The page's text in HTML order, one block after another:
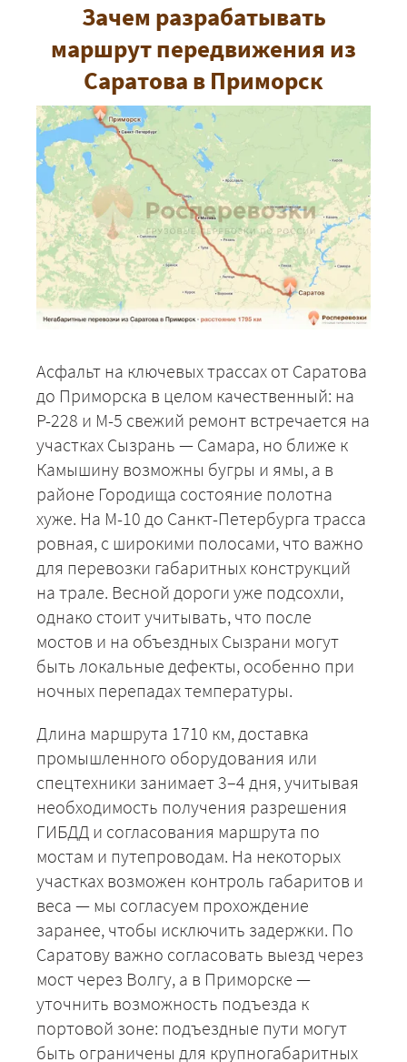
Зачем разрабатывать
маршрут передвижения из
Саратова в Приморск
Асфальт на ключевых трассах от Саратова
до Приморска в целом качественный: на
Р-228 и М-5 свежий ремонт встречается на
участках Сызрань — Самара, но ближе к
Камышину возможны бугры и ямы, а в
районе Городища состояние полотна
хуже. На М-10 до Санкт-Петербурга трасса
ровная, с широкими полосами, что важно
для перевозки габаритных конструкций
на трале. Весной дороги уже подсохли,
однако стоит учитывать, что после
мостов и на объездных Сызрани могут
быть локальные дефекты, особенно при
ночных перепадах температуры.
Длина маршрута 1710 км, доставка
промышленного оборудования или
спецтехники занимает 3–4 дня, учитывая
необходимость получения разрешения
ГИБДД и согласования маршрута по
мостам и путепроводам. На некоторых
участках возможен контроль габаритов и
веса — мы согласуем прохождение
заранее, чтобы исключить задержки. По
Саратову важно согласовать выезд через
мост через Волгу, а в Приморске —
уточнить возможность подъезда к
портовой зоне: подъездные пути могут
быть ограничены для крупногабаритных
+7 (499) 520-05-23